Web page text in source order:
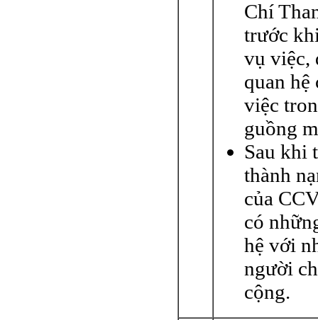
Chí
trước
vụ việc,
quan hệ
việc
guồng
Sau khi
thành
của
có
hệ với
người
cộng.